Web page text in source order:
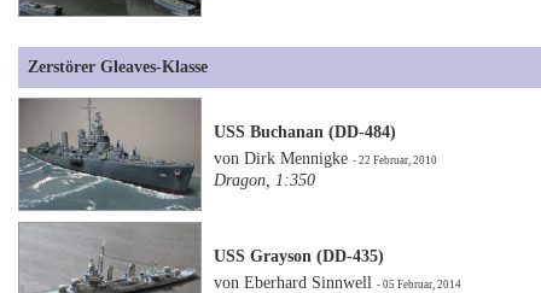
Zerstörer Gleaves-Klasse
USS Buchanan (DD-484)
von Dirk Mennigke- 22 Februar, 2010
Dragon, 1:350
USS Grayson (DD-435)
von Eberhard Sinnwell- 05 Februar, 2014